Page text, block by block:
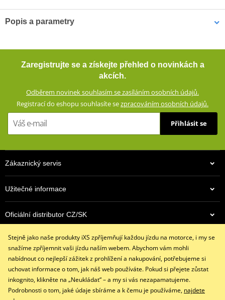
Popis a parametry
Materiál GERMADURA® 600D odolný proti oděru (100%
polyester)
Klimatická membrána GERMATEX® Z-Liner (voděodolná,
větruodolná, prodyšná)
Výškově nastavitelné chrániče loktů a ramen (CE certifikované,
vyjímatelné)
Reflexní prvky
Síťovaná vnitřní podšívka (100% polyester)
Ventilační systém AirVent vpředu i vzadu
Boční kapsy s voděodolnými zipy
Krátký (20 cm) a dlouhý (70 cm) spojovací zip YKK® 8VS
Konstrukce testována podle normy EN17092-3:2020 (AA)
PDF size chart GMS
PDF GMS SIZE
PDF GMS SIZES
Zaregistrujte se a získejte přehled o novinkách a
akcích.
Odběrem novinek souhlasím se zasíláním osobních údajů.
Registrací do eshopu souhlasíte sezpracováním osobních údajů.
Přihlásit se
Zákaznický servis
Užitečné informace
Oficiální distributor CZ/SK
Kontaktujte nás
info@ixs-motopoint.cz
Po - Pá (8:00 - 16:30)
Stejně jako naše produkty iXS zpříjemňují každou jízdu na motorce, i my se
snažíme zpříjemnit vaši jízdu naším webem. Abychom vám mohli
nabídnout co nejlepší zážitek z prohlížení a nakupování, potřebujeme si
uchovat informace o tom, jak náš web používáte. Pokud si přejete zůstat
inkognito, klikněte na „Neukládat“ – a my si vás nezapamatujeme.
Podrobnosti o tom, jaké údaje sbíráme a k čemu je používáme, najdete